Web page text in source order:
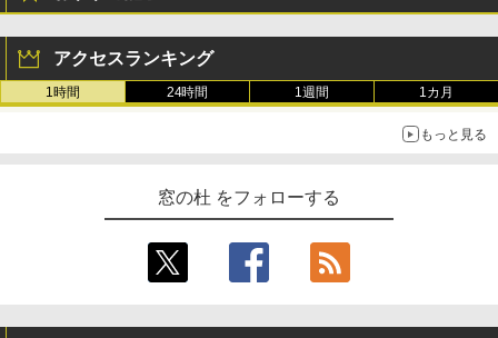
アクセスランキング
1時間 24時間 1週間 1カ月
もっと見る
窓の杜 をフォローする